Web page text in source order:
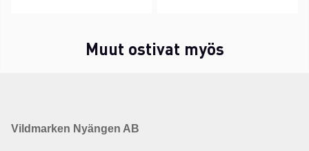
Muut ostivat myös
Vildmarken Nyängen AB